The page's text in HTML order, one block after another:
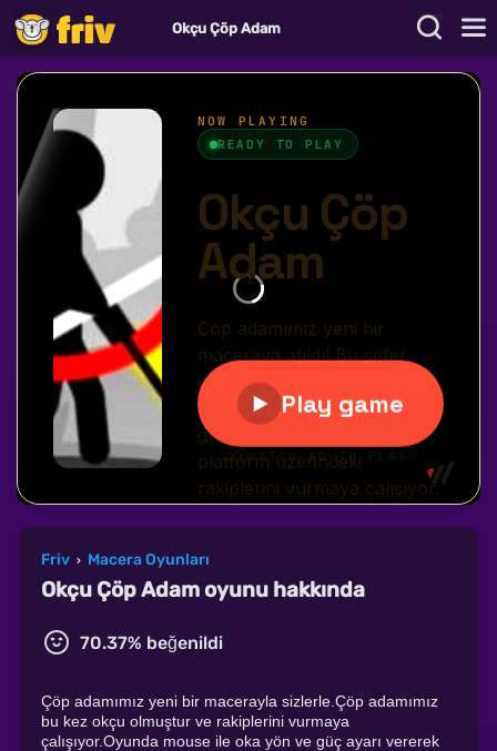
Okçu Çöp Adam
Friv › Macera Oyunları
Okçu Çöp Adam oyunu hakkında
70.37% beğenildi
Çöp adamımız yeni bir macerayla sizlerle.Çöp adamımız
bu kez okçu olmuştur ve rakiplerini vurmaya
çalışıyor.Oyunda mouse ile oka yön ve güç ayarı vererek